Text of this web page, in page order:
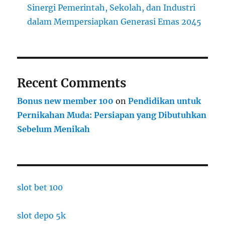
Sinergi Pemerintah, Sekolah, dan Industri
dalam Mempersiapkan Generasi Emas 2045
Recent Comments
Bonus new member 100 onPendidikan untuk
Pernikahan Muda: Persiapan yang Dibutuhkan
Sebelum Menikah
slot bet 100
slot depo 5k